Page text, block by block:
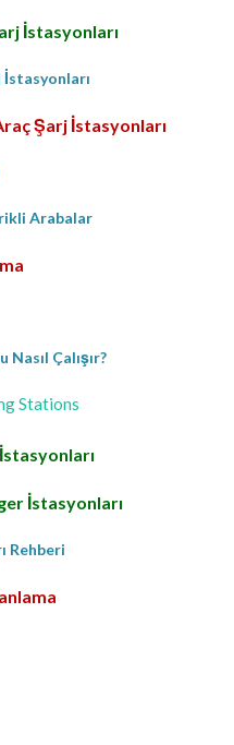
İstasyonları
Şarj İstasyonları
Arabalar
Çalışır?
Stations
İstasyonları
Rehberi